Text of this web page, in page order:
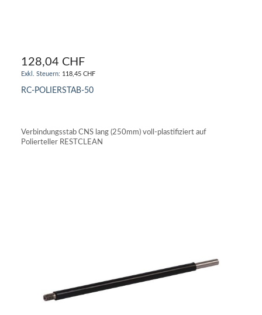
128,04 CHF
118,45 CHF
RC-POLIERSTAB-50
Verbindungsstab CNS lang (250mm) voll-plastifiziert auf
Polierteller RESTCLEAN